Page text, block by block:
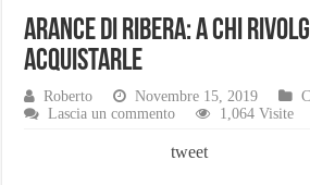
Liste Telemarketing: TeleLead.it e
Pasta Busiate: il simbolo della tradizione
Tutte le casistiche di Risarcimento Danni
Philip Watch uomo, tutti i punti salienti
Arance di Ribera: a chi
acquistarle
Roberto Novembre 15, 2019
Lascia un commento
1,064 Visite
tweet